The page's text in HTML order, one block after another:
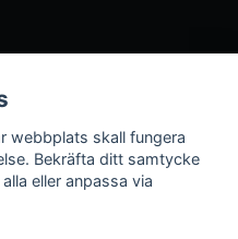
webbplats skall fungera
Bekräfta ditt samtycke
eller anpassa via